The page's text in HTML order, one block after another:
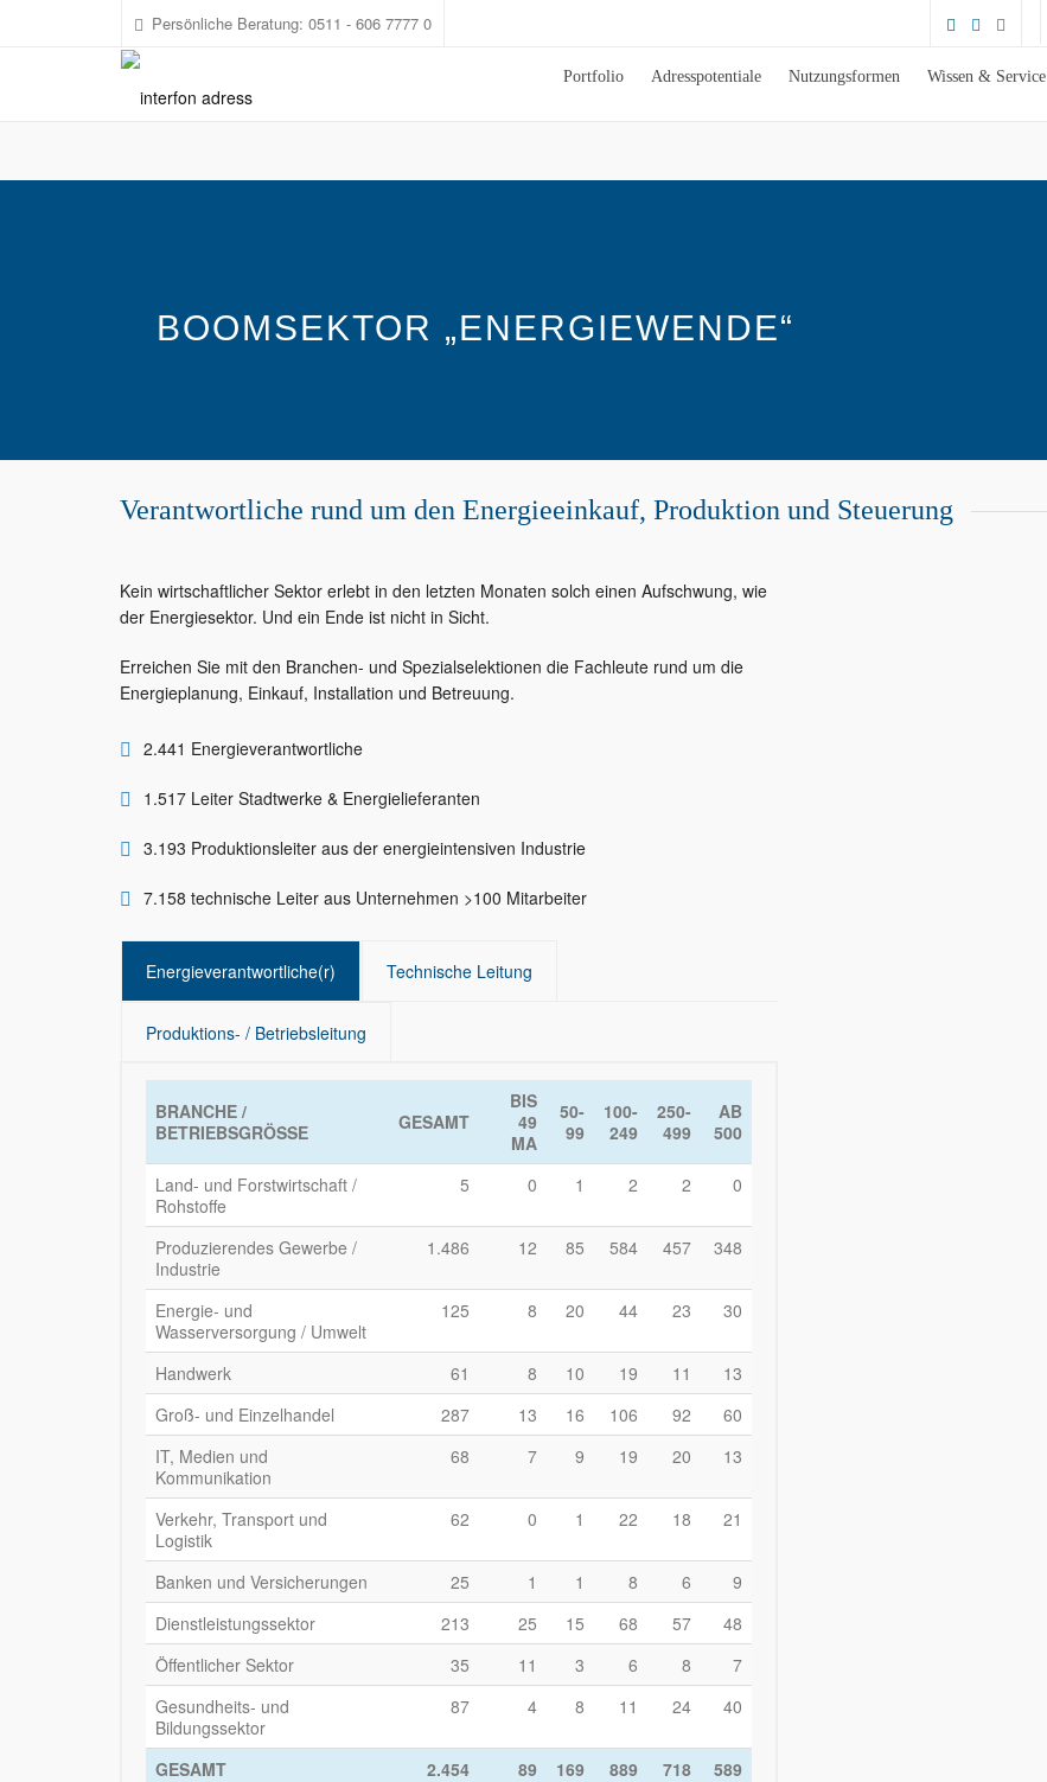
Persönliche Beratung: 0511 - 606 7777 0
Portfolio Adresspotentiale Nutzungsformen Wissen & Service
BOOMSEKTOR „ENERGIEWENDE“
Verantwortliche rund um den Energieeinkauf, Produktion und Steuerung
Kein wirtschaftlicher Sektor erlebt in den letzten Monaten solch einen Aufschwung, wie
der Energiesektor. Und ein Ende ist nicht in Sicht.
Erreichen Sie mit den Branchen- und Spezialselektionen die Fachleute rund um die
Energieplanung, Einkauf, Installation und Betreuung.
2.441 Energieverantwortliche
1.517 Leiter Stadtwerke & Energielieferanten
3.193 Produktionsleiter aus der energieintensiven Industrie
7.158 technische Leiter aus Unternehmen >100 Mitarbeiter
Energieverantwortliche(r) Technische Leitung
Produktions- / Betriebsleitung
BRANCHE /
BETRIEBSGRÖSSE
GESAMT
BIS
49
MA
50-
99
100-
249
250-
499
AB
500
GESAMT 2.454 89 169 889 718 589
Land- und Forstwirtschaft /
Rohstoffe
5 0 1 2 2 0
Produzierendes Gewerbe /
Industrie
1.486 12 85 584 457 348
Energie- und
Wasserversorgung / Umwelt
125 8 20 44 23 30
Handwerk 61 8 10 19 11
13
Groß- und Einzelhandel
287 13 16 106 92
60
IT, Medien und
Kommunikation
68 7 9 19 20 13
Verkehr, Transport und
Logistik
62 0 1 22 18 21
Banken und Versicherungen 25 1 1 8 6
9
Dienstleistungssektor
213 25 15 68 57
48
Öffentlicher Sektor
35 11 3 6 8
7
Gesundheits- und
Bildungssektor
87 4 8 11 24 40